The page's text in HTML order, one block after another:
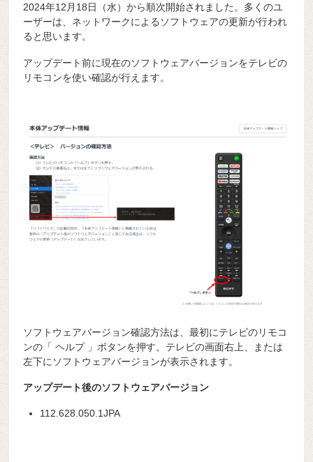
2024年12月18日（水）から順次開始されました。多くのユ
ーザーは、ネットワークによるソフトウェアの更新が行われ
ると思います。
アップデート前に現在のソフトウェアバージョンをテレビの
リモコンを使い確認が行えます。
ソフトウェアバージョン確認方法は、最初にテレビのリモコ
ンの「 ヘルプ 」ボタンを押す。テレビの画面右上、または
左下にソフトウェアバージョンが表示されます。
アップデート後のソフトウェアバージョン
112.628.050.1JPA